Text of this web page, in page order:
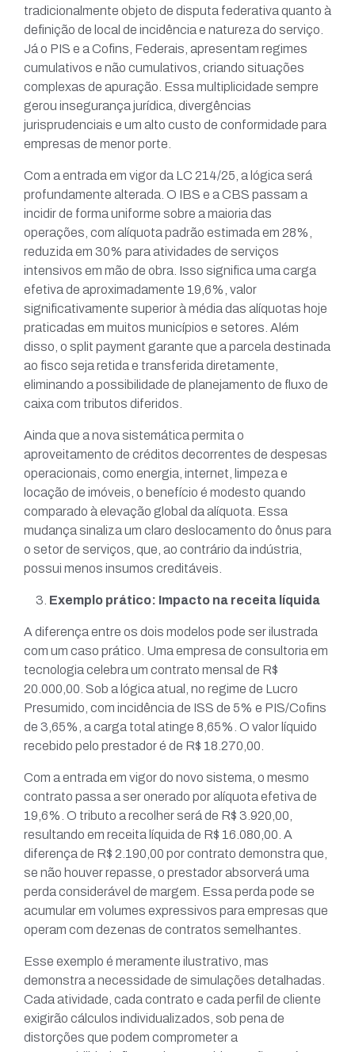
tradicionalmente objeto de disputa federativa quanto à
definição de local de incidência e natureza do serviço.
Já o PIS e a Cofins, Federais, apresentam regimes
cumulativos e não cumulativos, criando situações
complexas de apuração. Essa multiplicidade sempre
gerou insegurança jurídica, divergências
jurisprudenciais e um alto custo de conformidade para
empresas de menor porte.
Com a entrada em vigor da LC 214/25, a lógica será
profundamente alterada. O IBS e a CBS passam a
incidir de forma uniforme sobre a maioria das
operações, com alíquota padrão estimada em 28%,
reduzida em 30% para atividades de serviços
intensivos em mão de obra. Isso significa uma carga
efetiva de aproximadamente 19,6%, valor
significativamente superior à média das alíquotas hoje
praticadas em muitos municípios e setores. Além
disso, o split payment garante que a parcela destinada
ao fisco seja retida e transferida diretamente,
eliminando a possibilidade de planejamento de fluxo de
caixa com tributos diferidos.
Ainda que a nova sistemática permita o
aproveitamento de créditos decorrentes de despesas
operacionais, como energia, internet, limpeza e
locação de imóveis, o benefício é modesto quando
comparado à elevação global da alíquota. Essa
mudança sinaliza um claro deslocamento do ônus para
o setor de serviços, que, ao contrário da indústria,
possui menos insumos creditáveis.
Exemplo prático: Impacto na receita líquida
A diferença entre os dois modelos pode ser ilustrada
com um caso prático. Uma empresa de consultoria em
tecnologia celebra um contrato mensal de R$
20.000,00. Sob a lógica atual, no regime de Lucro
Presumido, com incidência de ISS de 5% e PIS/Cofins
de 3,65%, a carga total atinge 8,65%. O valor líquido
recebido pelo prestador é de R$ 18.270,00.
Com a entrada em vigor do novo sistema, o mesmo
contrato passa a ser onerado por alíquota efetiva de
19,6%. O tributo a recolher será de R$ 3.920,00,
resultando em receita líquida de R$ 16.080,00. A
diferença de R$ 2.190,00 por contrato demonstra que,
se não houver repasse, o prestador absorverá uma
perda considerável de margem. Essa perda pode se
acumular em volumes expressivos para empresas que
operam com dezenas de contratos semelhantes.
Esse exemplo é meramente ilustrativo, mas
demonstra a necessidade de simulações detalhadas.
Cada atividade, cada contrato e cada perfil de cliente
exigirão cálculos individualizados, sob pena de
distorções que podem comprometer a